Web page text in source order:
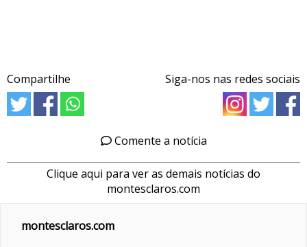
Compartilhe Siga-nos nas redes sociais
Comente a notícia
Clique aqui para ver as demais notícias do
montesclaros.com
montesclaros.com